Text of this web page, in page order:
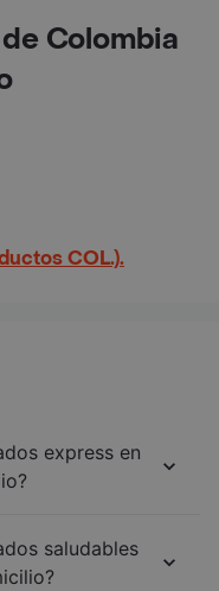
Colombia
COL.).
express en
saludables